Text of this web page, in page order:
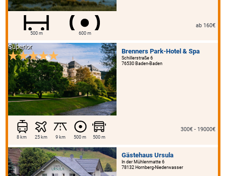
500 m 600 m
ab 160€
Brenners Park-Hotel & Spa
Schillerstraße 6
76530 Baden-Baden
Superior
8 km 25 km 9 km 500 m 500 m
300€ - 19000€
Gästehaus Ursula
In der Mühlenmatte 6
78132 Hornberg-Niederwasser